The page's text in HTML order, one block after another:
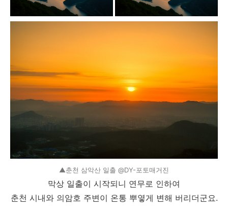
▲춘천 삼악산 일출 @DY-포토매거진
막상 일출이 시작되니 연무로 인하여
춘천 시내와 의암호 주변이 온통 뿌옇게 변해 버리더군요.